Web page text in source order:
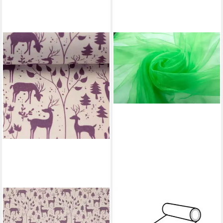
Stoff Organza Meterware
150 cm Breit